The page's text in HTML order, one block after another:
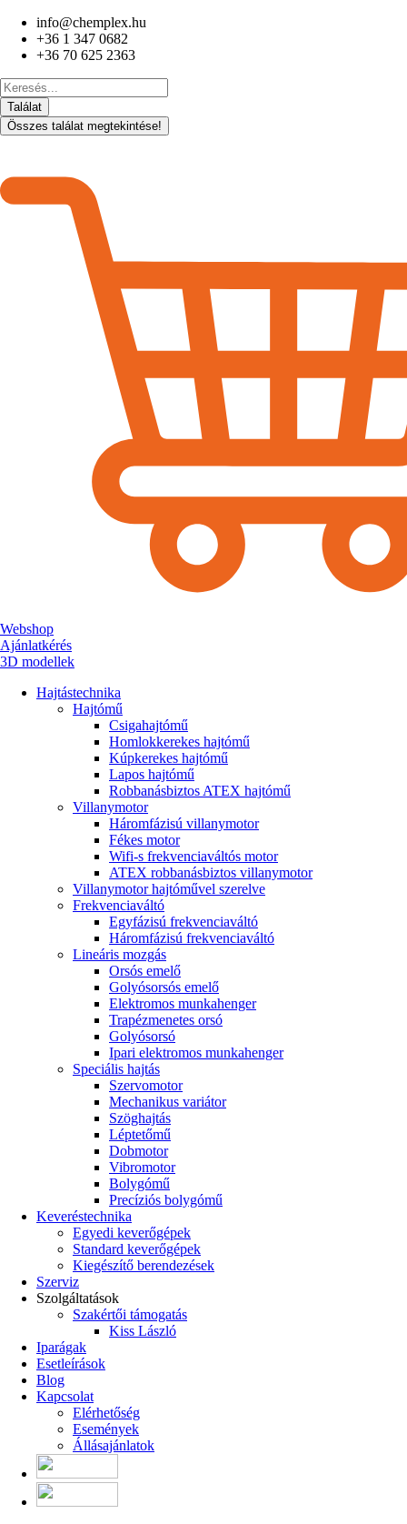
Ugrás
tartalomhoz
info@chemplex.hu
+36 1 347 0682
+36 70 625 2363
Search
...Találat
Összes találat megtekintése!
Webshop
Ajánlatkérés
3D modellek
Hajtástechnika
Hajtómű
Csigahajtómű
Homlokkerekes hajtómű
Kúpkerekes hajtómű
Lapos hajtómű
Robbanásbiztos ATEX hajtómű
Villanymotor
Háromfázisú villanymotor
Fékes motor
Wifi-s frekvenciaváltós motor
ATEX robbanásbiztos villanymotor
Villanymotor hajtóművel szerelve
Frekvenciaváltó
Egyfázisú frekvenciaváltó
Háromfázisú frekvenciaváltó
Lineáris mozgás
Orsós emelő
Golyósorsós emelő
Elektromos munkahenger
Trapézmenetes orsó
Golyósorsó
Ipari elektromos munkahenger
Speciális hajtás
Szervomotor
Mechanikus variátor
Szöghajtás
Léptetőmű
Dobmotor
Vibromotor
Bolygómű
Precíziós bolygómű
Keveréstechnika
Egyedi keverőgépek
Standard keverőgépek
Kiegészítő berendezések
Szerviz
Szolgáltatások
Szakértői támogatás
Kiss László
Iparágak
Esetleírások
Blog
Kapcsolat
Elérhetőség
Események
Állásajánlatok